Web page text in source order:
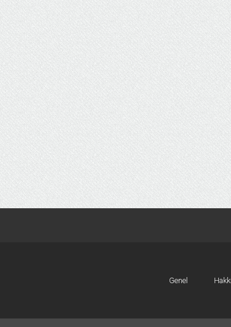
Genel